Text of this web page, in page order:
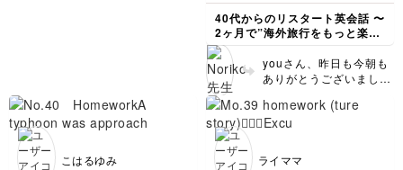
かるもの(例 The table
is made of wood.)、
fromは元の材料が何かわ
からないもの(例 This
wine is made from
grapes. 🍇)に使われま
す。南禅寺の水路閣の場
合は….そうです、ofです
ね。ですので、It was
す。(3)最後の文はIt’sの
に行きます。なので、人一倍台
風が嫌いです笑（私も来夢も）
今回はチャットGPSで加工した
写真を載せてみました。カッパ
なんて着ませんが笑
とです。次に京都へ行っ
た時に使うことを想定し
て練習されれば、練習<
—->実践というサイクル
ができますよね。 最初
のTkankは単純なtypoだ
と思いますので、Thank
へ。…so many useful
は複数へ。発音は、「セ
But I'm off! I'm so happy!
丁度、台風が近づいてきたのが
朝の通勤時間帯でかなり大雨が
降ってました。その日、私は仕
事が休みだったので、ホッとし
ました😄
ホッとしたの英語は、別の違う
いい方があるのでしょうか？あ
まりにもシンプルすぎる表現す
きて、これで、つたわるの？大
40代からのリスタート英会話 〜
2ヶ月で”海外旅行をもっと楽し
める私"になる〜
youさん、昨日も今朝も
ありがとうございまし
れていますね💪 英語も
いいですね！1点だけー
砂降りだけど、今日はお
こはるゆみ ライママ